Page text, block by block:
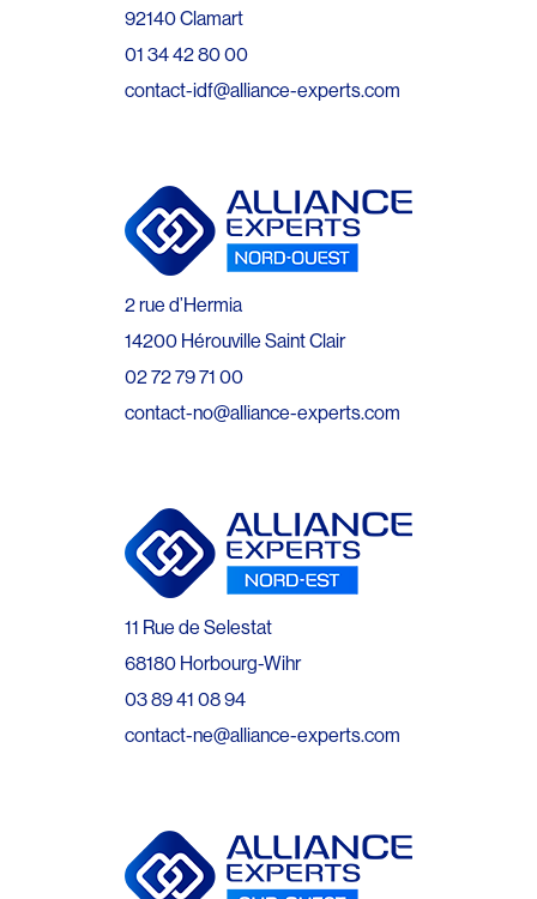
92140 Clamart
01 34 42 80 00
contact-idf@alliance-experts.com
2 rue d’Hermia
14200 Hérouville Saint Clair
02 72 79 71 00
contact-no@alliance-experts.com
11 Rue de Selestat
68180 Horbourg-Wihr
03 89 41 08 94
contact-ne@alliance-experts.com